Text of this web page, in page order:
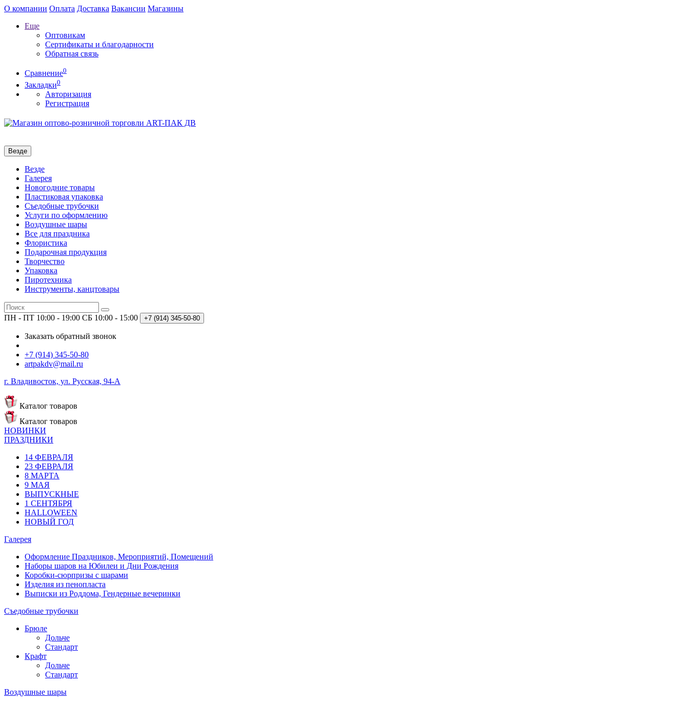
О компании Оплата Доставка Вакансии Магазины
Еще
Оптовикам
Сертификаты и благодарности
Обратная связь
Сравнение0
Закладки0
Авторизация
Регистрация
Везде
Везде
Галерея
Новогодние товары
Пластиковая упаковка
Съедобные трубочки
Услуги по оформлению
Воздушные шары
Все для праздника
Флористика
Подарочная продукция
Творчество
Упаковка
Пиротехника
Инструменты, канцтовары
ПН - ПТ 10:00 - 19:00 СБ 10:00 - 15:00 +7 (914) 345-50-80
Заказать обратный звонок
+7 (914) 345-50-80
artpakdv@mail.ru
г. Владивосток, ул. Русская, 94-А
Каталог товаров
Каталог товаров
НОВИНКИ
ПРАЗДНИКИ
14 ФЕВРАЛЯ
23 ФЕВРАЛЯ
8 МАРТА
9 МАЯ
ВЫПУСКНЫЕ
1 СЕНТЯБРЯ
HALLOWEEN
НОВЫЙ ГОД
Галерея
Оформление Праздников, Мероприятий, Помещений
Наборы шаров на Юбилеи и Дни Рождения
Коробки-сюрпризы с шарами
Изделия из пенопласта
Выписки из Роддома, Гендерные вечеринки
Съедобные трубочки
Брюле
Дольче
Стандарт
Крафт
Дольче
Стандарт
Воздушные шары